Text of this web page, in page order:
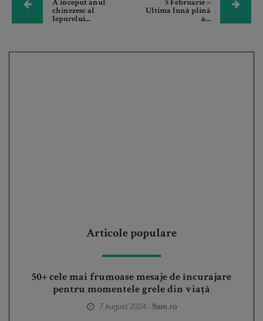
A început anul
chinezesc al
Iepurelui...
5 Februarie –
Ultima lună plină
a...
Articole populare
50+ cele mai frumoase mesaje de încurajare
pentru momentele grele din viață
7 August 2024 -9am.ro